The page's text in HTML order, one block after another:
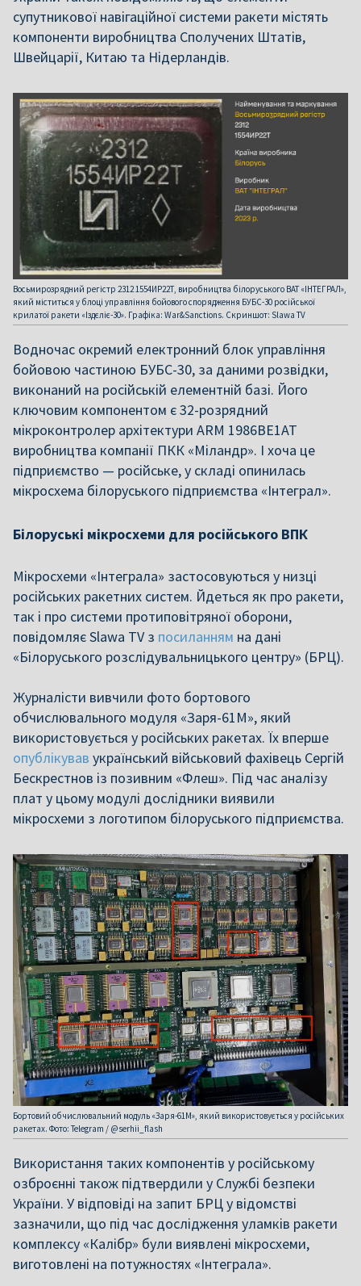
супутникової навігаційної системи ракети містять
компоненти виробництва Сполучених Штатів,
Швейцарії, Китаю та Нідерландів.
Восьмирозрядний регістр 2312 1554ИР22Т, виробництва білоруського ВАТ «ІНТЕГРАЛ»,
який міститься у блоці управління бойового спорядження БУБС-30 російської
крилатої ракети «Іздєліє-30». Графіка: War&Sanctions. Скриншот: Slawa TV
Водночас окремий електронний блок управління
бойовою частиною БУБС-30, за даними розвідки,
виконаний на російській елементній базі. Його
ключовим компонентом є 32-розрядний
мікроконтролер архітектури ARM 1986ВЕ1АТ
виробництва компанії ПКК «Міландр». І хоча це
підприємство — російське, у складі опинилась
мікросхема білоруського підприємства «Інтеграл».
Білоруські мікросхеми для російського ВПК
Мікросхеми «Інтеграла» застосовуються у низці
російських ракетних систем. Йдеться як про ракети,
так і про системи протиповітряної оборони,
повідомляє Slawa TV з посиланням на дані
«Білоруського розслідувальницького центру» (БРЦ).
Журналісти вивчили фото бортового
обчислювального модуля «Заря-61М», який
використовується у російських ракетах. Їх вперше
опублікував український військовий фахівець Сергій
Бескрестнов із позивним «Флеш». Під час аналізу
плат у цьому модулі дослідники виявили
мікросхеми з логотипом білоруського підприємства.
Бортовий обчислювальний модуль «Заря-61М», який використовується у російських
ракетах. Фото: Telegram / @serhii_flash
Використання таких компонентів у російському
озброєнні також підтвердили у Службі безпеки
України. У відповіді на запит БРЦ у відомстві
зазначили, що під час дослідження уламків ракети
комплексу «Калібр» були виявлені мікросхеми,
виготовлені на потужностях «Інтеграла».